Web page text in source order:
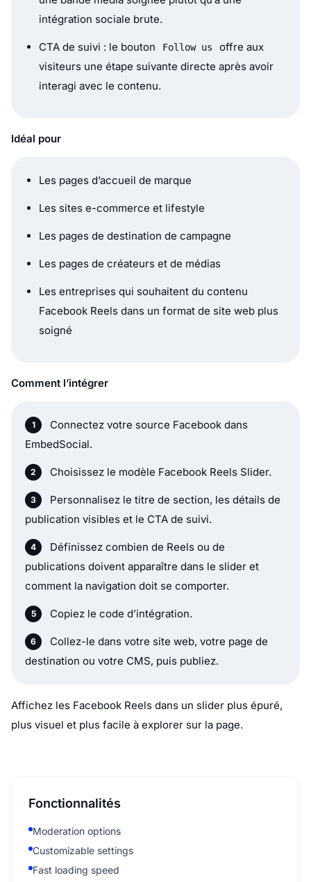
intégration sociale brute.
CTA de suivi : le bouton Follow us
offre aux
visiteurs une étape suivante directe après avoir
interagi avec le contenu.
Idéal pour
Les pages d’accueil de marque
Les sites e-commerce et lifestyle
Les pages de destination de campagne
Les pages de créateurs et de médias
Les entreprises qui souhaitent du contenu
Facebook Reels dans un format de site web plus
soigné
Comment l’intégrer
Connectez votre source Facebook dans
EmbedSocial.
Choisissez le modèle Facebook Reels Slider.
Personnalisez le titre de section, les détails de
publication visibles et le CTA de suivi.
Définissez combien de Reels ou de
publications doivent apparaître dans le slider et
comment la navigation doit se comporter.
Copiez le code d’intégration.
Collez-le dans votre site web, votre page de
destination ou votre CMS, puis publiez.
Affichez les Facebook Reels dans un slider plus épuré,
plus visuel et plus facile à explorer sur la page.
Fonctionnalités
Moderation options
Customizable settings
Fast loading speed